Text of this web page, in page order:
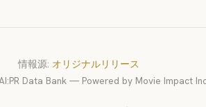
情報源: オリジナルリリース
Data Bank — Powered by Movie Impact